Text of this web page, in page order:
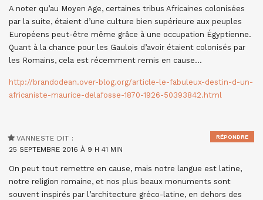
A noter qu’au Moyen Age, certaines tribus Africaines colonisées
par la suite, étaient d’une culture bien supérieure aux peuples
Européens peut-être même grâce à une occupation Égyptienne.
Quant à la chance pour les Gaulois d’avoir étaient colonisés par
les Romains, cela est récemment remis en cause…
http://brandodean.over-blog.org/article-le-fabuleux-destin-d-un-
africaniste-maurice-delafosse-1870-1926-50393842.html
VANNESTE DIT :
25 SEPTEMBRE 2016 À 9 H 41 MIN
On peut tout remettre en cause, mais notre langue est latine,
notre religion romaine, et nos plus beaux monuments sont
souvent inspirés par l’architecture gréco-latine, en dehors des
RÉPONDRE